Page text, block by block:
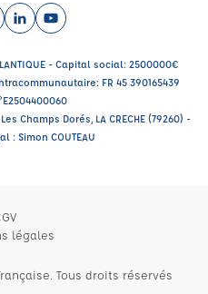
(nouvelle fenêtre)
(nouvelle fenêtre)
LinkedIn (nouvelle fenêtre)
YouTube (nouvelle
- Capital social: 2500000€
FR 45 390165439
Champs Dorés, LA CRECHE (79260) -
: Simon COUTEAU
légales
Tous droits réservés